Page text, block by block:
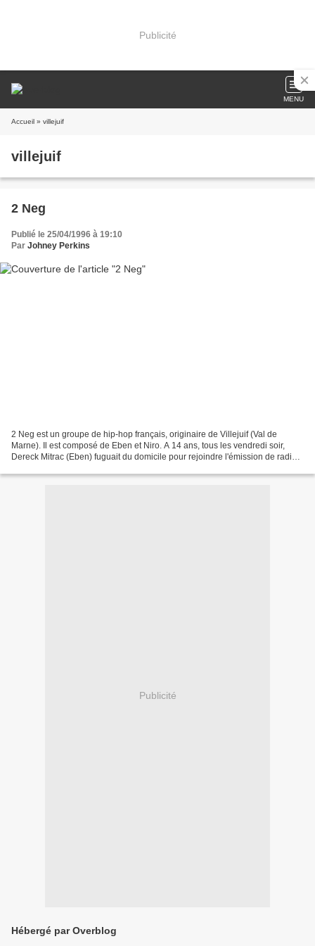
Publicité
MENU
Accueil » villejuif
villejuif
2 Neg
Publié le 25/04/1996 à 19:10
Par Johney Perkins
2 Neg est un groupe de hip-hop français, originaire de Villejuif (Val de
Marne). Il est composé de Eben et Niro. A 14 ans, tous les vendredi soir,
Dereck Mitrac (Eben) fuguait du domicile pour rejoindre l'émission de radio
Publicité
Hébergé par Overblog